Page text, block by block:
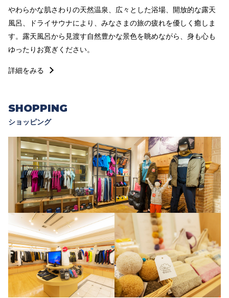
やわらかな肌さわりの天然温泉、広々とした浴場、開放的な露天
風呂、ドライサウナにより、みなさまの旅の疲れを優しく癒しま
す。露天風呂から見渡す自然豊かな景色を眺めながら、身も心も
ゆったりお寛ぎください。
詳細をみる
SHOPPING
ショッピング